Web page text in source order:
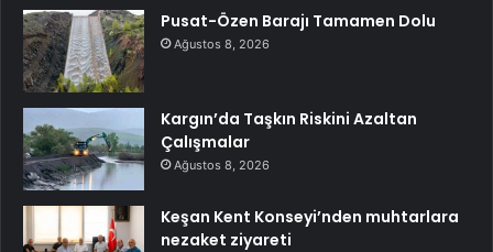
Pusat-Özen Barajı Tamamen Dolu
Ağustos 8, 2026
Kargın’da Taşkın Riskini Azaltan
Çalışmalar
Ağustos 8, 2026
Keşan Kent Konseyi’nden muhtarlara
nezaket ziyareti